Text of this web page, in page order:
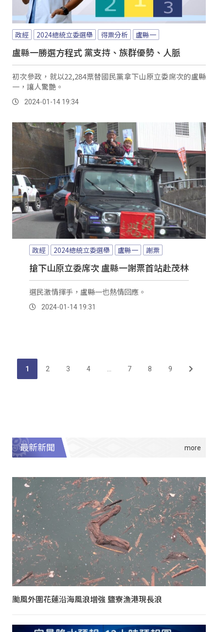
政經 2024總統立委選舉 得票分析 盧縣一
盧縣一勝選方程式 黨支持、族群優勢、人脈
初次參政，就以22,284票替國民黨拿下山原立委席次的盧縣
一，讓人驚艷。
2024-01-14 19:34
政經 2024總統立委選舉 盧縣一 謝票
搶下山原立委席次 盧縣一謝票首站赴茂林
選民激情揮手，盧縣一也熱情回應。
2024-01-14 19:31
1 2 3 4 7 8 9
最新新聞
颱風外圍花蓮沿海風浪增強 鹽寮漁港現長浪